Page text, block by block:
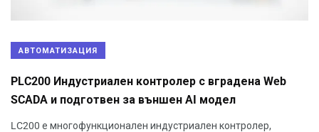
АВТОМАТИЗАЦИЯ
PLC200 Индустриален контролер с вградена Web
SCADA и подготвен за външен AI модел
LC200 е многофункционален индустриален контролер,